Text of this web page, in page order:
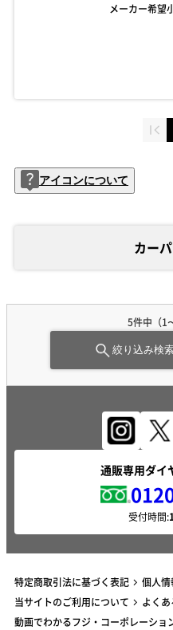
メーカー希望
アイコンについて
カー
5件中（1
絞り込み検
通販専用ダイ
受付時間:
特定商取引法に基づく表記
個人
当サイトのご利用について
よく
動画でわかるフジ・コーポレーショ